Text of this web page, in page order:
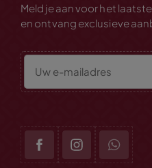
Meld je aan voor het
en ontvang exclusieve